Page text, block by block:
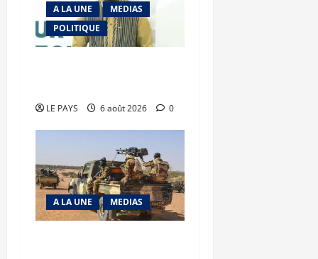
A LA UNE
MEDIAS
POLITIQUE
LE PAYS 6 août 2026 0
A LA UNE MEDIAS